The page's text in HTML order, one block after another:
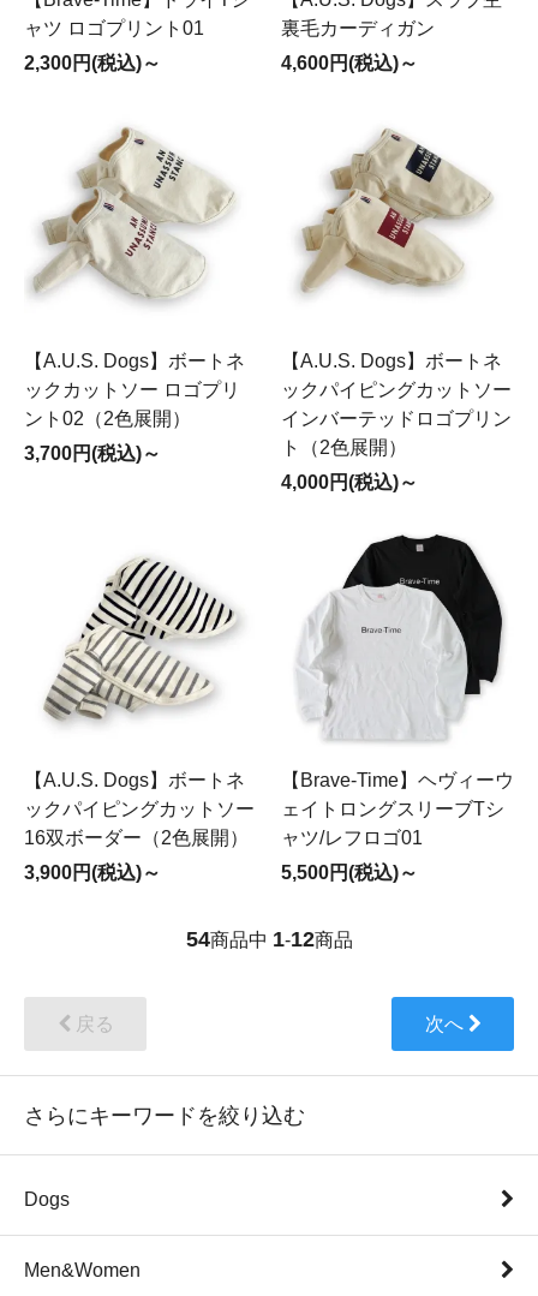
ャツ ロゴプリント01
2,300円(税込)～
裏毛カーディガン
4,600円(税込)～
【A.U.S. Dogs】ボートネ
ックカットソー ロゴプリ
ント02（2色展開）
3,700円(税込)～
【A.U.S. Dogs】ボートネ
ックパイピングカットソー
インバーテッドロゴプリン
ト（2色展開）
4,000円(税込)～
【A.U.S. Dogs】ボートネ
ックパイピングカットソー
16双ボーダー（2色展開）
3,900円(税込)～
【Brave-Time】ヘヴィーウ
ェイトロングスリーブTシ
ャツ/レフロゴ01
5,500円(税込)～
54商品中 1-12商品
戻る 次へ
さらにキーワードを絞り込む
Dogs
Men&Women